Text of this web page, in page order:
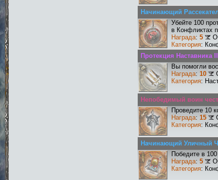
Начинающий
Убейте 100
в Конфликтах
Награда: 5
Категория:
Протекция Наставника II
Вы помогли
Награда: 10
Категория:
Непобедимый воин
Проведите 10
Награда: 15
Категория:
Начинающий Уличный
Победите в
Награда: 5
Категория: